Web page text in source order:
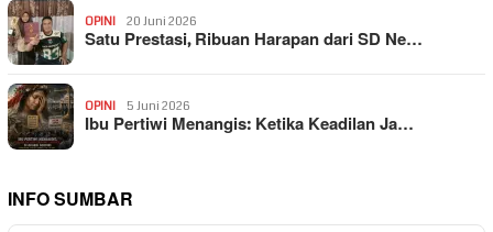
OPINI 20 Juni 2026
Satu Prestasi, Ribuan Harapan dari SD Ne…
OPINI 5 Juni 2026
Ibu Pertiwi Menangis: Ketika Keadilan Ja…
INFO SUMBAR